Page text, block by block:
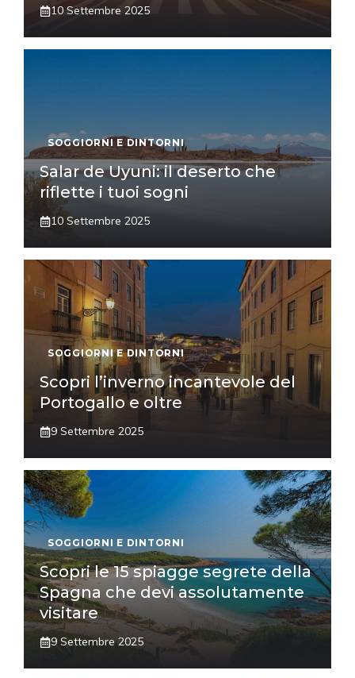
10 Settembre 2025
SOGGIORNI E DINTORNI
Salar de Uyuni: il deserto che
riflette i tuoi sogni
10 Settembre 2025
SOGGIORNI E DINTORNI
Scopri l’inverno incantevole del
Portogallo e oltre
9 Settembre 2025
SOGGIORNI E DINTORNI
Scopri le 15 spiagge segrete della
Spagna che devi assolutamente
visitare
9 Settembre 2025